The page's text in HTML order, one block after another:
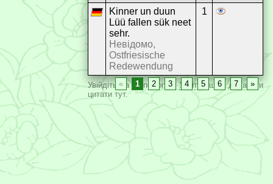
Kinner un duun
Lüü fallen sük neet
sehr.
Невідомо,
Ostfriesische
Redewendung
1
« 1 2 3 4 5 6 7 »
Увійдіть за допомогоюУвійти, щоб додавати
цитати тут.